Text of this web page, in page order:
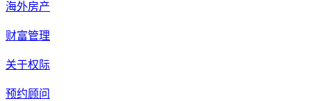
海外房产
财富管理
关于权际
预约顾问